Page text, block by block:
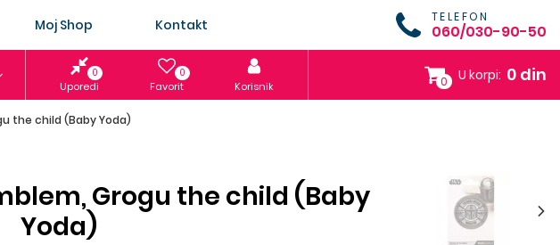
Moj Shop Kontakt TELEFON
060/030-90-50
0
Uporedi
0
Favorit Korisnik 0 U korpi: 0 din
the child (Baby Yoda)
Grogu the child (Baby
Yoda)